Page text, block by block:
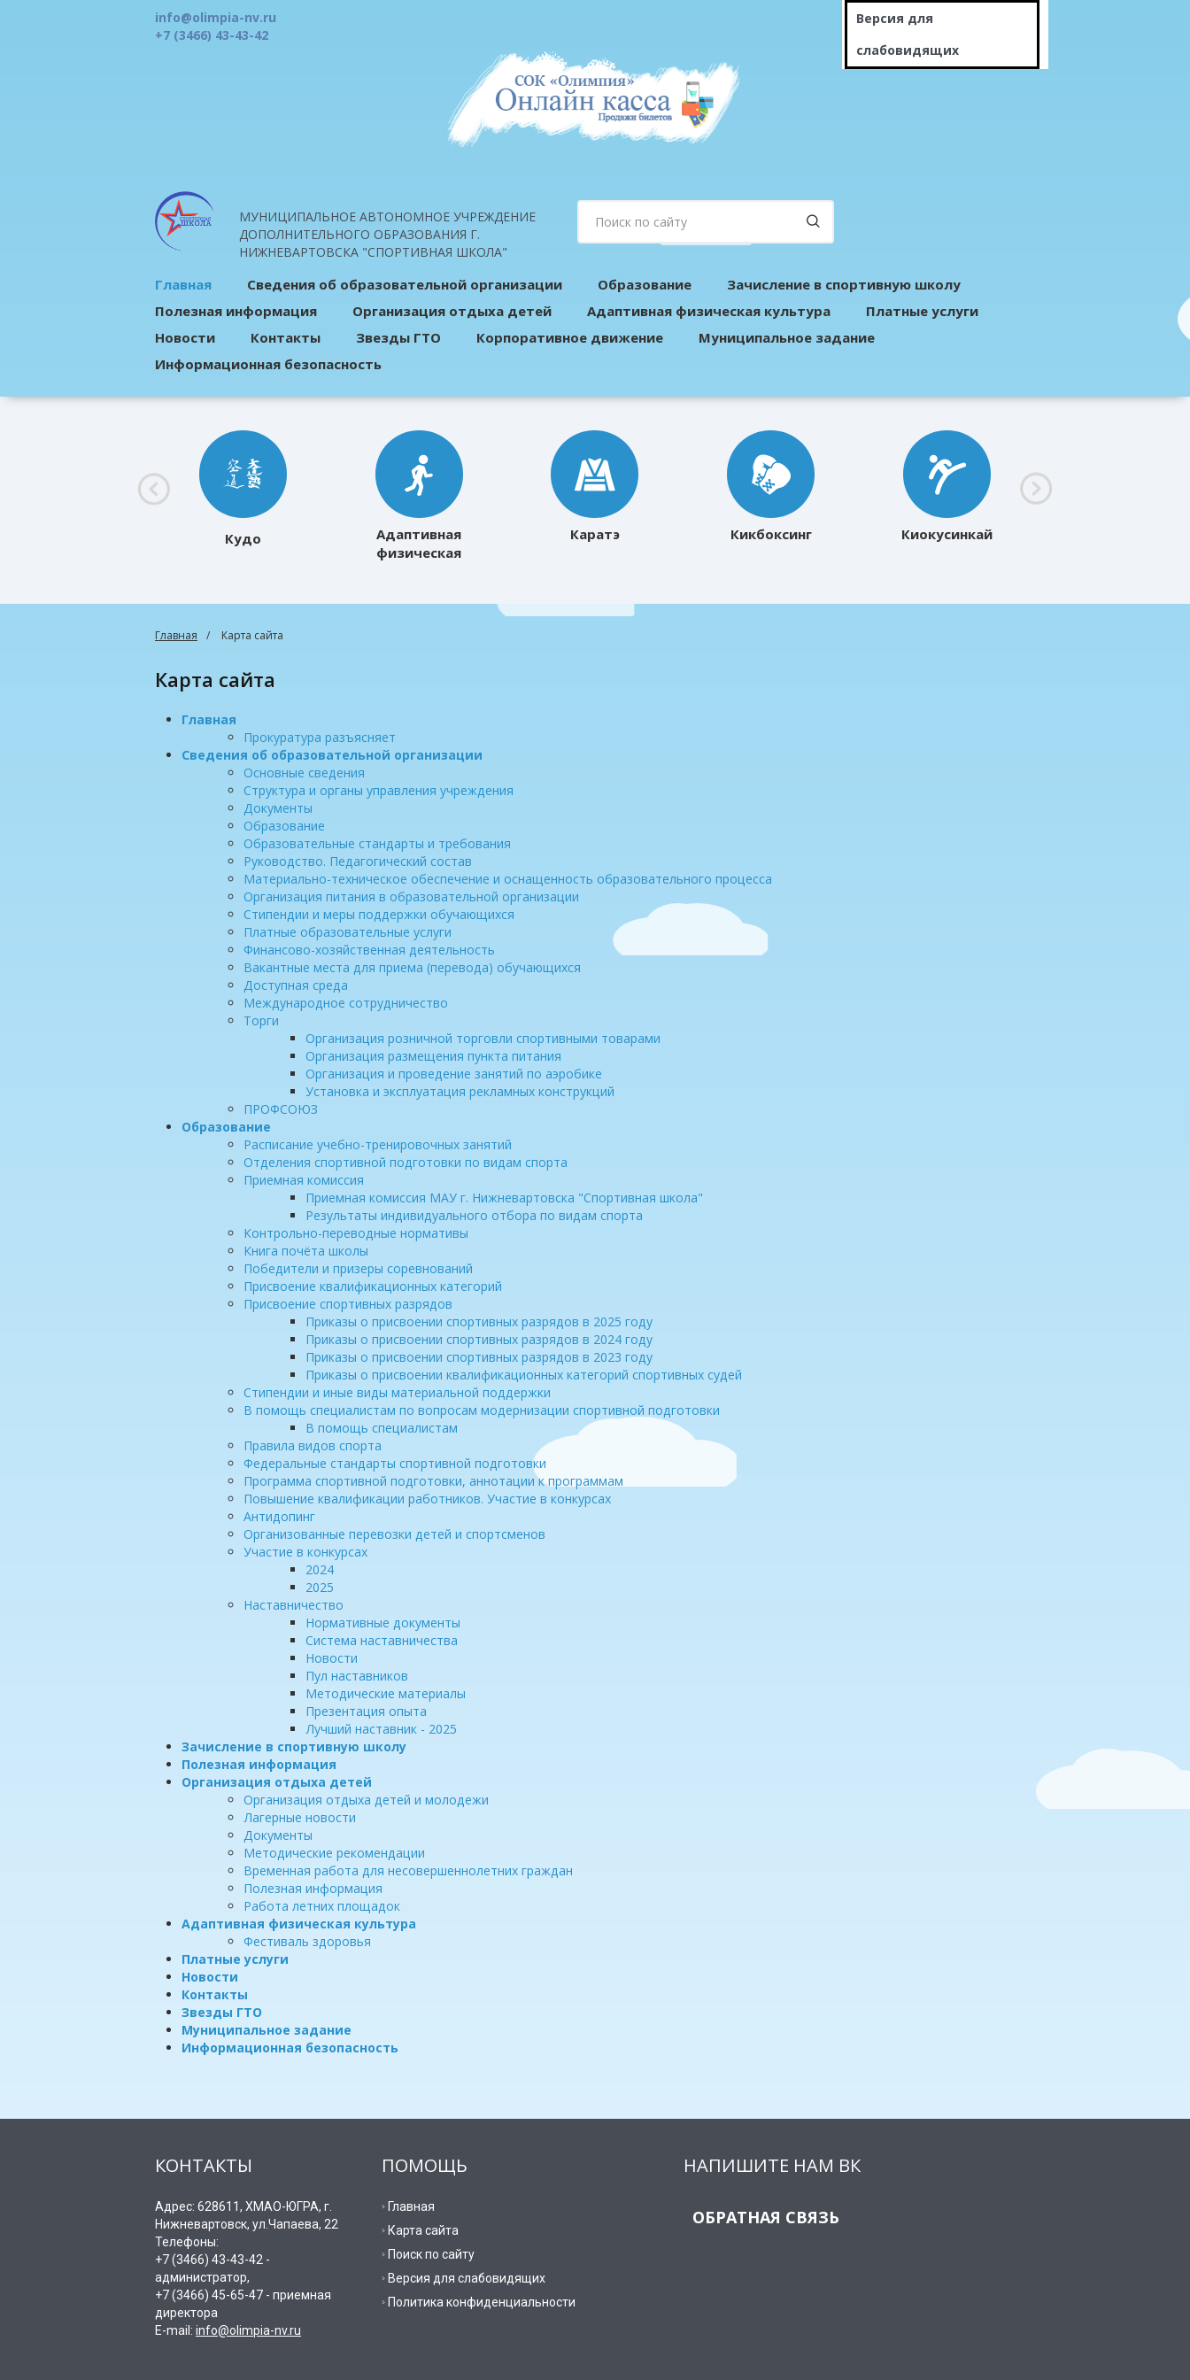
info@olimpia-nv.ru
+7 (3466) 43-43-42
Версия для
слабовидящих
МУНИЦИПАЛЬНОЕ АВТОНОМНОЕ УЧРЕЖДЕНИЕ
ДОПОЛНИТЕЛЬНОГО ОБРАЗОВАНИЯ Г.
НИЖНЕВАРТОВСКА "СПОРТИВНАЯ ШКОЛА"
Главная Сведения об образовательной организации Образование
Зачисление в спортивную школу
Полезная информация
Организация отдыха детей Адаптивная физическая культура
Платные услуги
Новости
Контакты Звезды ГТО Корпоративное движение
Муниципальное задание
Информационная безопасность
Кудо
Адаптивная
физическая
Каратэ Кикбоксинг Киокусинкай
Главная Карта сайта
Карта сайта
Главная
Прокуратура разъясняет
Сведения об образовательной организации
Основные сведения
Структура и органы управления учреждения
Документы
Образование
Образовательные стандарты и требования
Руководство. Педагогический состав
Материально-техническое обеспечение и оснащенность образовательного процесса
Организация питания в образовательной организации
Стипендии и меры поддержки обучающихся
Платные образовательные услуги
Финансово-хозяйственная деятельность
Вакантные места для приема (перевода) обучающихся
Доступная среда
Международное сотрудничество
Торги
Организация розничной торговли спортивными товарами
Организация размещения пункта питания
Организация и проведение занятий по аэробике
Установка и эксплуатация рекламных конструкций
ПРОФСОЮЗ
Образование
Расписание учебно-тренировочных занятий
Отделения спортивной подготовки по видам спорта
Приемная комиссия
Приемная комиссия МАУ г. Нижневартовска "Спортивная школа"
Результаты индивидуального отбора по видам спорта
Контрольно-переводные нормативы
Книга почёта школы
Победители и призеры соревнований
Присвоение квалификационных категорий
Присвоение спортивных разрядов
Приказы о присвоении спортивных разрядов в 2025 году
Приказы о присвоении спортивных разрядов в 2024 году
Приказы о присвоении спортивных разрядов в 2023 году
Приказы о присвоении квалификационных категорий спортивных судей
Стипендии и иные виды материальной поддержки
В помощь специалистам по вопросам модернизации спортивной подготовки
В помощь специалистам
Правила видов спорта
Федеральные стандарты спортивной подготовки
Программа спортивной подготовки, аннотации к программам
Повышение квалификации работников. Участие в конкурсах
Антидопинг
Организованные перевозки детей и спортсменов
Участие в конкурсах
2024
2025
Наставничество
Нормативные документы
Система наставничества
Новости
Пул наставников
Методические материалы
Презентация опыта
Лучший наставник - 2025
Зачисление в спортивную школу
Полезная информация
Организация отдыха детей
Организация отдыха детей и молодежи
Лагерные новости
Документы
Методические рекомендации
Временная работа для несовершеннолетних граждан
Полезная информация
Работа летних площадок
Адаптивная физическая культура
Фестиваль здоровья
Платные услуги
Новости
Контакты
Звезды ГТО
Муниципальное задание
Информационная безопасность
НАПИШИТЕ НАМ ВК
ОБРАТНАЯ СВЯЗЬ
ПОМОЩЬ
Главная
Карта сайта
Поиск по сайту
Версия для слабовидящих
Политика конфиденциальности
КОНТАКТЫ
Адрес: 628611, ХМАО-ЮГРА, г.
Нижневартовск, ул.Чапаева, 22
Телефоны:
+7 (3466) 43-43-42 -
администратор,
+7 (3466) 45-65-47 - приемная
директора
E-mail:info@olimpia-nv.ru